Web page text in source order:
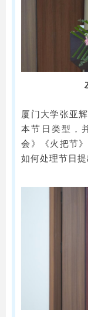
厦门大学张亚
本节日类型，
会》《火把节
如何处理节日